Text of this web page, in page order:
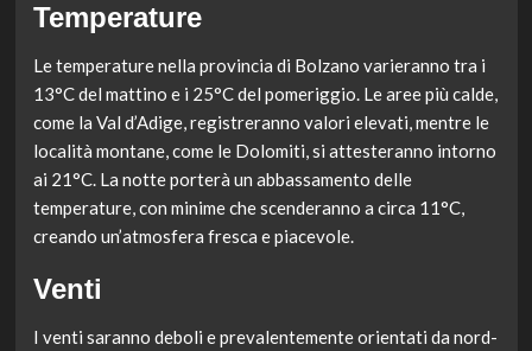
Temperature
Le temperature nella provincia di Bolzano varieranno tra i
13°C del mattino e i 25°C del pomeriggio. Le aree più calde,
come la Val d’Adige, registreranno valori elevati, mentre le
località montane, come le Dolomiti, si attesteranno intorno
ai 21°C. La notte porterà un abbassamento delle
temperature, con minime che scenderanno a circa 11°C,
creando un’atmosfera fresca e piacevole.
Venti
I venti saranno deboli e prevalentemente orientati da nord-